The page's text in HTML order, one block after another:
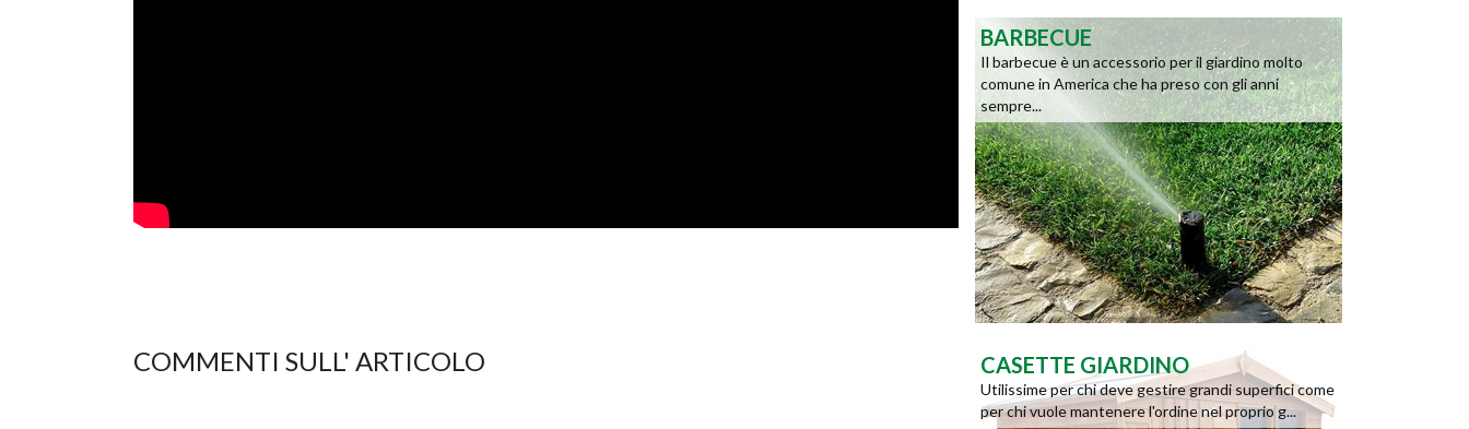
COMMENTI SULL' ARTICOLO
BARBECUE
Il barbecue è un accessorio per il giardino molto
comune in America che ha preso con gli anni
sempre...
CASETTE GIARDINO
Utilissime per chi deve gestire grandi superfici come
per chi vuole mantenere l'ordine nel proprio g...